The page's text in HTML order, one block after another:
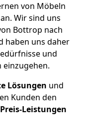
von Möbeln
Wir sind uns
Bottrop nach
haben uns daher
und
einzugehen.
Lösungen und
Kunden den
Leistungen